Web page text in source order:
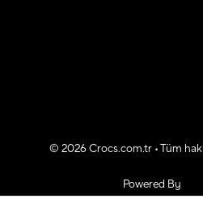
© 2026 Crocs.com.tr • Tüm
Powered By